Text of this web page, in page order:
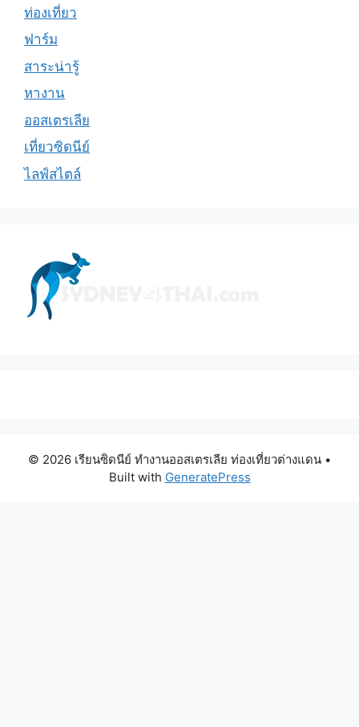
ท่องเที่ยว
ฟาร์ม
สาระน่ารู้
หางาน
ออสเตรเลีย
เที่ยวซิดนีย์
ไลฟ์สไตล์
© 2026 เรียนซิดนีย์ ทำงานออสเตรเลีย ท่องเที่ยวต่างแดน •
Built with GeneratePress